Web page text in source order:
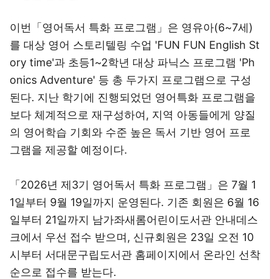
이번「영어독서 특화 프로그램」은 영유아(6~7세)
를 대상 영어 스토리텔링 수업 'FUN FUN English St
ory time'과 초등1~2학년 대상 파닉스 프로그램 'Ph
onics Adventure' 등 총 두가지 프로그램으로 구성
된다. 지난 학기에 진행되었던 영어특화 프로그램을
보다 체계적으로 재구성하여, 지역 아동들에게 양질
의 영어학습 기회와 수준 높은 독서 기반 영어 프로
그램을 제공할 예정이다.
「2026년 제3기 영어독서 특화 프로그램」은 7월 1
1일부터 9월 19일까지 운영된다. 기존 회원은 6월 16
일부터 21일까지 남가좌새롬어린이도서관 안내데스
크에서 우선 접수 받으며, 신규회원은 23일 오전 10
시부터 서대문구립도서관 홈페이지에서 온라인 선착
순으로 접수를 받는다.